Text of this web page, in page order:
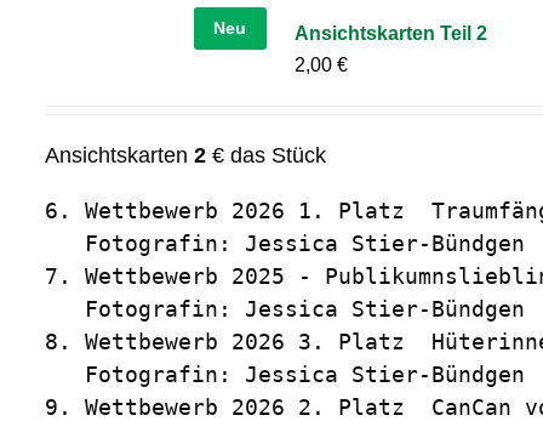
Neu
Ansichtskarten Teil 2
2,00 €
Ansichtskarten 2€ das Stück
6. Wettbewerb 2026 1. Platz
   Fotografin: Jessica Stier-Bündgen
7. Wettbewerb 2025 -
   Fotografin: Jessica Stier-Bündgen
8. Wettbewerb 2026 3. Platz
   Fotografin: Jessica Stier-Bündgen
9. Wettbewerb 2026 2. Platz  CanCan